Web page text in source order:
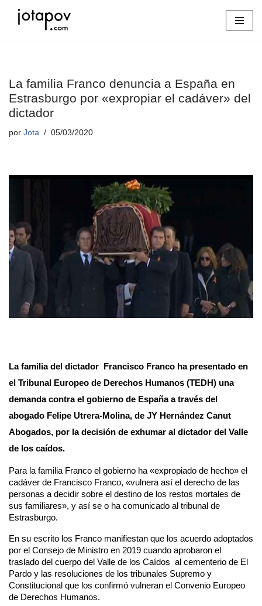
La familia Franco denuncia a España en
Estrasburgo por «expropiar el cadáver» del
dictador
por Jota 05/03/2020
La familia del dictador  Francisco Franco ha presentado en
el Tribunal Europeo de Derechos Humanos (TEDH) una
demanda contra el gobierno de España a través del
abogado Felipe Utrera-Molina, de JY Hernández Canut
Abogados, por la decisión de exhumar al dictador del Valle
de los caídos.
Para la familia Franco el gobierno ha «expropiado de hecho» el
cadáver de Francisco Franco, «vulnera así el derecho de las
personas a decidir sobre el destino de los restos mortales de
sus familiares», y así se o ha comunicado al tribunal de
Estrasburgo.
En su escrito los Franco manifiestan que los acuerdo adoptados
por el Consejo de Ministro en 2019 cuando aprobaron el
traslado del cuerpo del Valle de los Caídos  al cementerio de El
Pardo y las resoluciones de los tribunales Supremo y
Constitucional que los confirmó vulneran el Convenio Europeo
de Derechos Humanos.